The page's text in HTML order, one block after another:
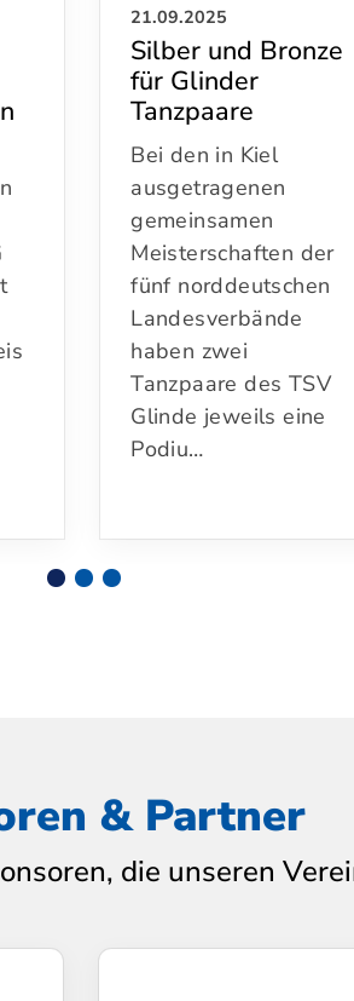
21.09.2025
Silber und Bronze
für Glinder
Tanzpaare
Bei den in Kiel
ausgetragenen
gemeinsamen
Meisterschaften der
fünf norddeutschen
Landesverbände
haben zwei
Tanzpaare des TSV
Glinde jeweils eine
Podiu…
& Partner
die unseren